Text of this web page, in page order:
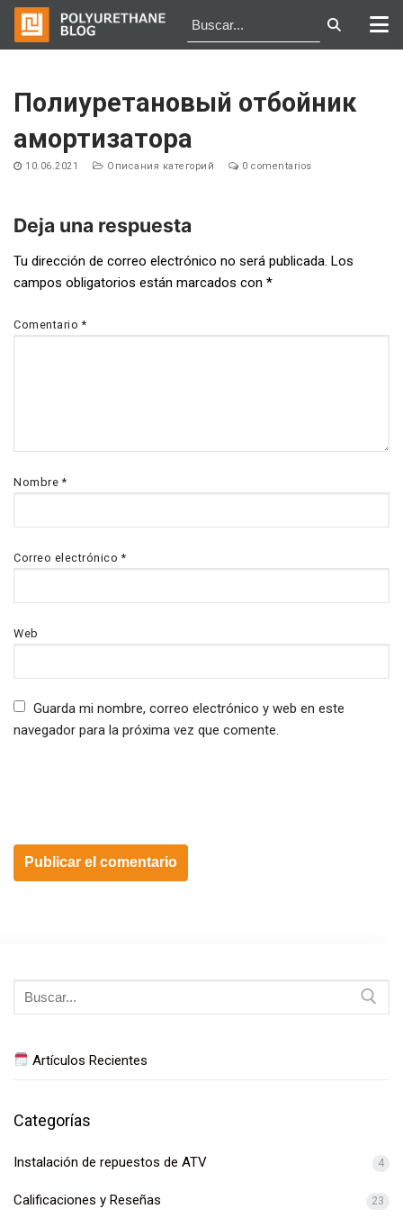
contenido
Полиуретановый отбойник
амортизатора
10.06.2021 Описания категорий 0 comentarios
Navegación
de
entradas
Deja una respuesta
Tu dirección de correo electrónico no será publicada. Los
campos obligatorios están marcados con *
Comentario*
Nombre*
Correo electrónico*
Web
Guarda mi nombre, correo electrónico y web en este
navegador para la próxima vez que comente.
Buscar:
Artículos Recientes
Categorías
Instalación de repuestos de ATV 4
Calificaciones y Reseñas 23